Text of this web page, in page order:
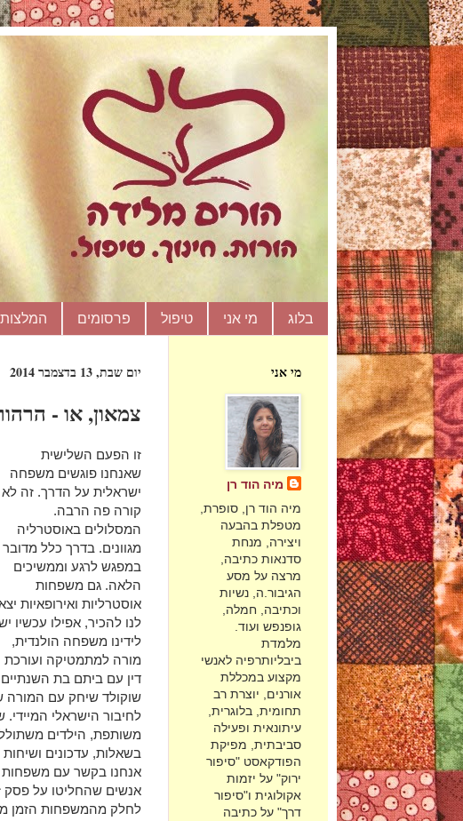
בלוג מי אני טיפול פרסומים המלצות
יום שבת, 13 בדצמבר 2014
צמאון, או -
זו הפעם השלישית
שאנחנו פוגשים משפחה
ישראלית על הדרך. זה לא
קורה פה הרבה.
המסלולים באוסטרליה
מגוונים. בדרך כלל מדובר
במפגש לרגע וממשיכים
הלאה. גם משפחות
אוסטרליות ואירופאיות
לנו להכיר, אפילו עכשיו
לידינו משפחה הולנדית,
מורה למתמטיקה ועורכת
דין עם ביתם בת
שוקולד שיחק עם
לחיבור הישראלי
משותפת, הילדים
בשאלות, עדכונים
אנחנו בקשר עם משפחות
אנשים שהחליטו על פסק
לחלק מהמשפחות הזמן
מי אני
מיה הוד רן
מיה הוד רן, סופרת,
מטפלת בהבעה
ויצירה, מנחת
סדנאות כתיבה,
מרצה על מסע
הגיבור.ה, נשיות
וכתיבה, חמלה,
גופנפש ועוד.
מלמדת
ביבליותרפיה לאנשי
מקצוע במכללת
אורנים, יוצרת רב
תחומית, בלוגרית,
עיתונאית ופעילה
סביבתית, מפיקת
הפודקאסט "סיפור
ירוק" על יזמות
אקולוגית ו"סיפור
דרך" על כתיבה